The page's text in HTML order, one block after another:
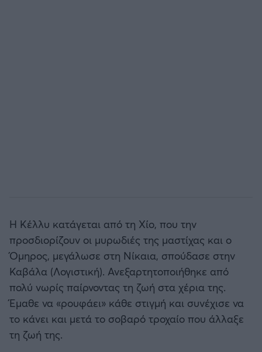
Η Κέλλυ κατάγεται από τη Χίο, που την
προσδιορίζουν οι μυρωδιές της μαστίχας και ο
Όμηρος, μεγάλωσε στη Νίκαια, σπούδασε στην
Καβάλα (Λογιστική). Ανεξαρτητοποιήθηκε από
πολύ νωρίς παίρνοντας τη ζωή στα χέρια της.
Έμαθε να «ρουφάει» κάθε στιγμή και συνέχισε να
το κάνει και μετά το σοβαρό τροχαίο που άλλαξε
τη ζωή της.